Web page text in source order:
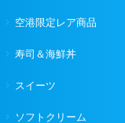
空港限定レア商品
寿司＆海鮮丼
スイーツ
ソフトクリーム